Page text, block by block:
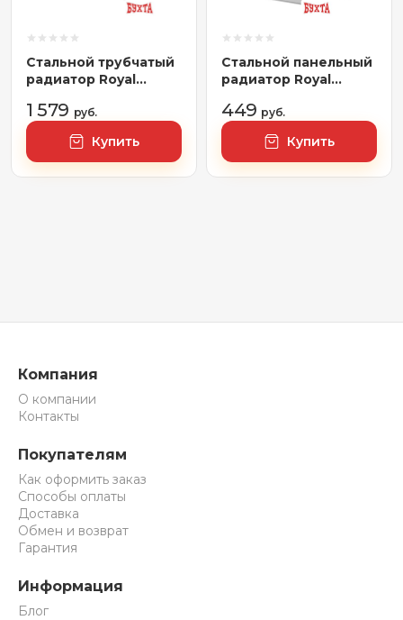
Стальной трубчатый
радиатор Royal
VC2050 - 28 секций
RAL9016
1 579 руб.
Купить
Стальной панельный
радиатор Royal
C22-500-1600 (Bianco
Traffico)
449 руб.
Купить
Компания
О компании
Контакты
Покупателям
Как оформить заказ
Способы оплаты
Доставка
Обмен и возврат
Гарантия
Информация
Блог